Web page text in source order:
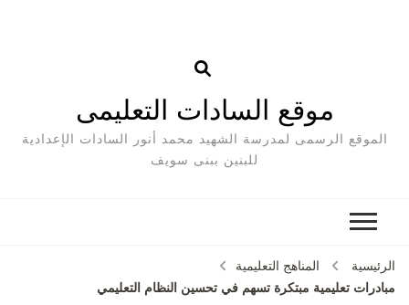
موقع السادات التعليمى
الموقع الرسمى لمدرسة الشهيد محمد أنور السادات الإعدادية
للبنين ببنى سويف
الرئيسية
المناهج التعليمية
مبادرات تعليمية مبتكرة تسهم في تحسين النظام التعليمي